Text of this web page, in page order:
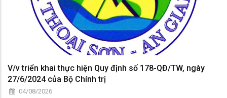
V/v triển khai thực hiện Quy định số 178-QĐ/TW, ngày
27/6/2024 của Bộ Chính trị
04/08/2026